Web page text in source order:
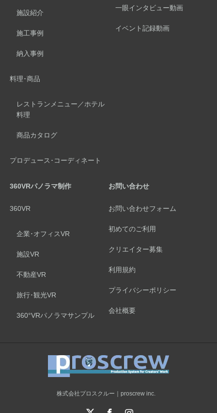
施設紹介
施工事例
納入事例
料理･商品
レストランメニュー／ホテル
料理
商品カタログ
プロデュース･コーディネート
一眼インタビュー動画
イベント記録動画
360VRパノラマ制作
360VR
企業･オフィスVR
施設VR
不動産VR
旅行･観光VR
360°VRパノラマサンプル
お問い合わせ
お問い合わせフォーム
初めてのご利用
クリエイター募集
利用規約
プライバシーポリシー
会社概要
株式会社プロスクルー｜proscrew inc.
Instagram